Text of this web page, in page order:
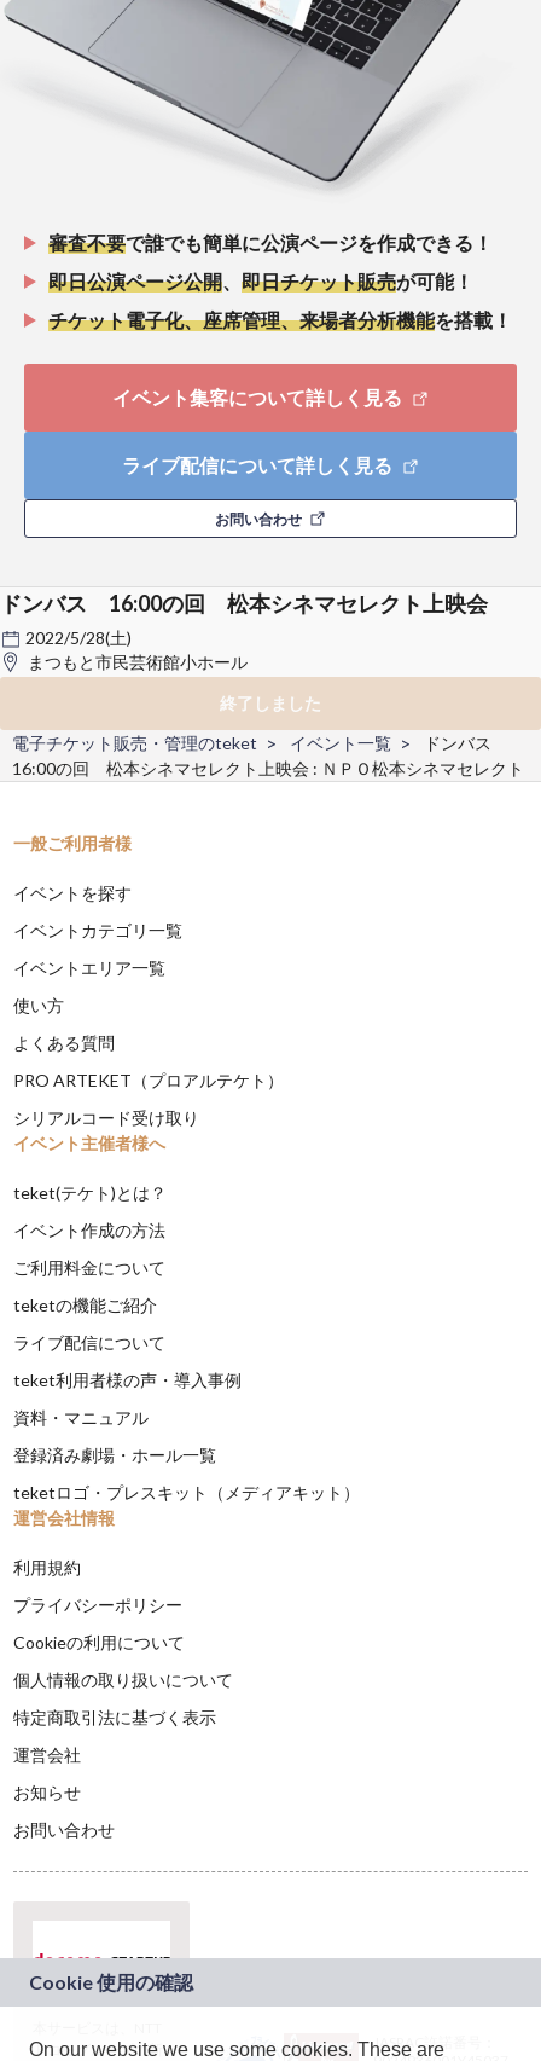
審査不要で誰でも簡単に公演ページを作成できる！
即日公演ページ公開
即日チケット販売が可能！
チケット電子化、座席管理、来場者分析機能を搭載！
イベント集客について詳しく見る
ライブ配信について詳しく見る
お問い合わせ
ドンバス 16:00の回 松本シネマセレクト上映会
2022/5/28(土)
まつもと市民芸術館小ホール
終了しました
電子チケット販売・管理のteket
イベント一覧
ドンバス
16:00の回 松本シネマセレクト上映会 : ＮＰＯ松本シネマセレクト
一般ご利用者様
イベントを探す
イベントカテゴリ一覧
イベントエリア一覧
使い方
よくある質問
PRO ARTEKET（プロアルテケト）
シリアルコード受け取り
イベント主催者様へ
teket(テケト)とは？
イベント作成の方法
ご利用料金について
teketの機能ご紹介
ライブ配信について
teket利用者様の声・導入事例
資料・マニュアル
登録済み劇場・ホール一覧
teketロゴ・プレスキット（メディアキット）
運営会社情報
利用規約
プライバシーポリシー
Cookieの利用について
個人情報の取り扱いについて
特定商取引法に基づく表示
運営会社
お知らせ
お問い合わせ
ドコモグループの新
JASRAC許諾番号：
On our website we use some cookies. These are